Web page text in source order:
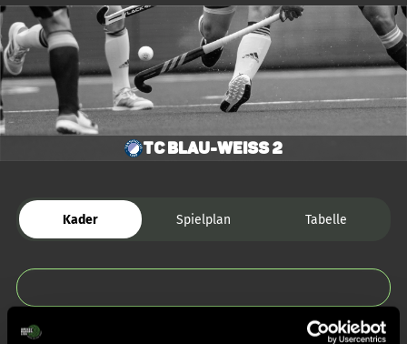
TC Blau-Weiss 2
Kader Spielplan Tabelle